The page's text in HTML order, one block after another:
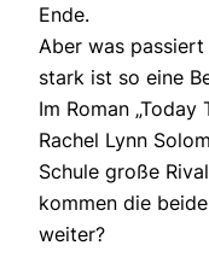
Ende.
Aber was
stark ist so eine
Im Roman
Rachel Lynn
Schule große
kommen die
weiter?